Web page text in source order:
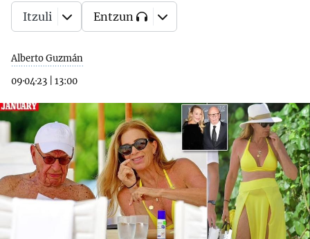
Alberto Guzmán
09·04·23
13:00
Itzuli Entzun